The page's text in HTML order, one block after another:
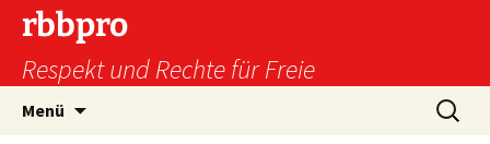
Zum
Inhalt
springen
rbbpro
Respekt und Rechte für Freie
Menü
Suchen
nach: